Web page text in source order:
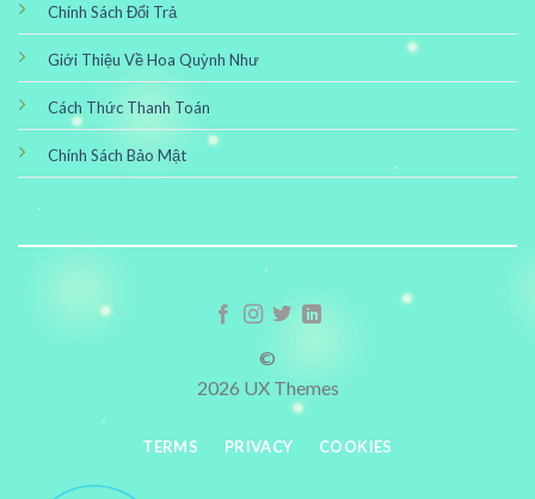
Chính Sách Đổi Trả
Giới Thiệu Về Hoa Quỳnh Như
Cách Thức Thanh Toán
Chính Sách Bảo Mật
©
2026 UX Themes
TERMS PRIVACY COOKIES